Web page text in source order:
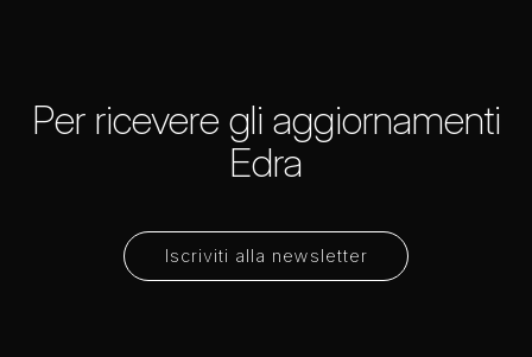
Iscriviti alla newsletter
Per ricevere gli aggiornamenti
Edra